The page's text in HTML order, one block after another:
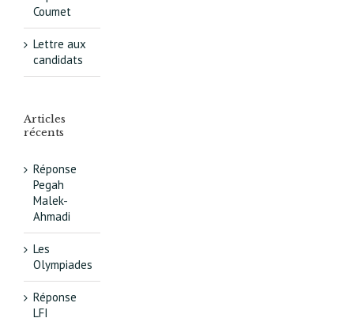
Coumet
Lettre aux
candidats
Articles
récents
Réponse
Pegah
Malek-
Ahmadi
Les
Olympiades
Réponse
LFI